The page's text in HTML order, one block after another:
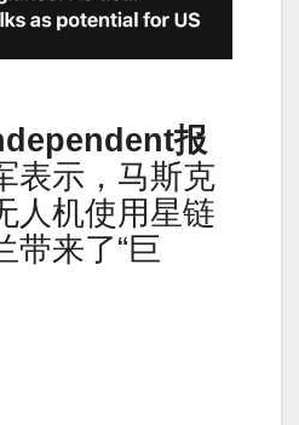
报
表示，马斯克
人机使用星链
带来了“巨